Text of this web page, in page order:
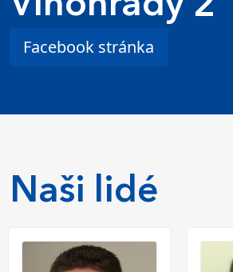
Facebook stránka
Naši lidé